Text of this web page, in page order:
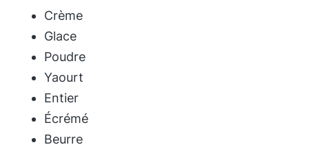
Crème
Glace
Poudre
Yaourt
Entier
Écrémé
Beurre